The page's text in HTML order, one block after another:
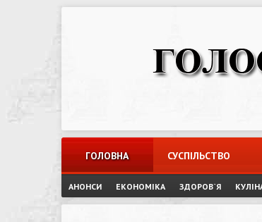
ГОЛОВНА СУСПІЛЬСТВО
АНОНСИ ЕКОНОМІКА ЗДОРОВ`Я